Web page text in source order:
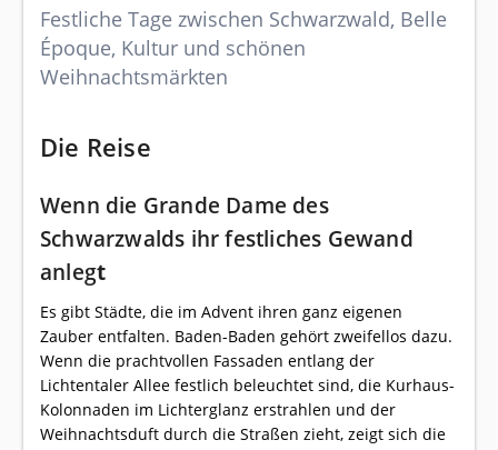
Festliche Tage zwischen Schwarzwald, Belle
Époque, Kultur und schönen
Weihnachtsmärkten
Die Reise
Wenn die Grande Dame des
Schwarzwalds ihr festliches Gewand
anlegt
Es gibt Städte, die im Advent ihren ganz eigenen
Zauber entfalten. Baden-Baden gehört zweifellos dazu.
Wenn die prachtvollen Fassaden entlang der
Lichtentaler Allee festlich beleuchtet sind, die Kurhaus-
Kolonnaden im Lichterglanz erstrahlen und der
Weihnachtsduft durch die Straßen zieht, zeigt sich die